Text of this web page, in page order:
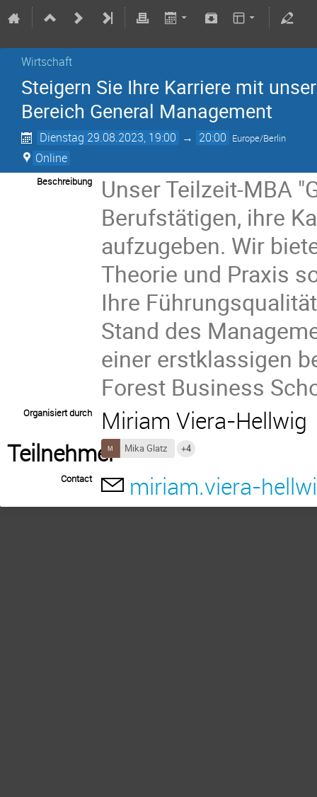
Wirtschaft
Steigern Sie Ihre Karriere mit
Bereich General Management
Dienstag 29.08.2023, 19:00 → 20:00 Europe/Berlin
Online
Beschreibung
Unser Teilzeit-MBA
Berufstätigen, ihre
aufzugeben. Wir
Theorie und Praxis
Ihre
Stand des
einer erstklassigen
Forest Business
Organisiert durch
Miriam Viera-Hellwig
Teilnehmer
Mika Glatz +4
Contact miriam.viera-